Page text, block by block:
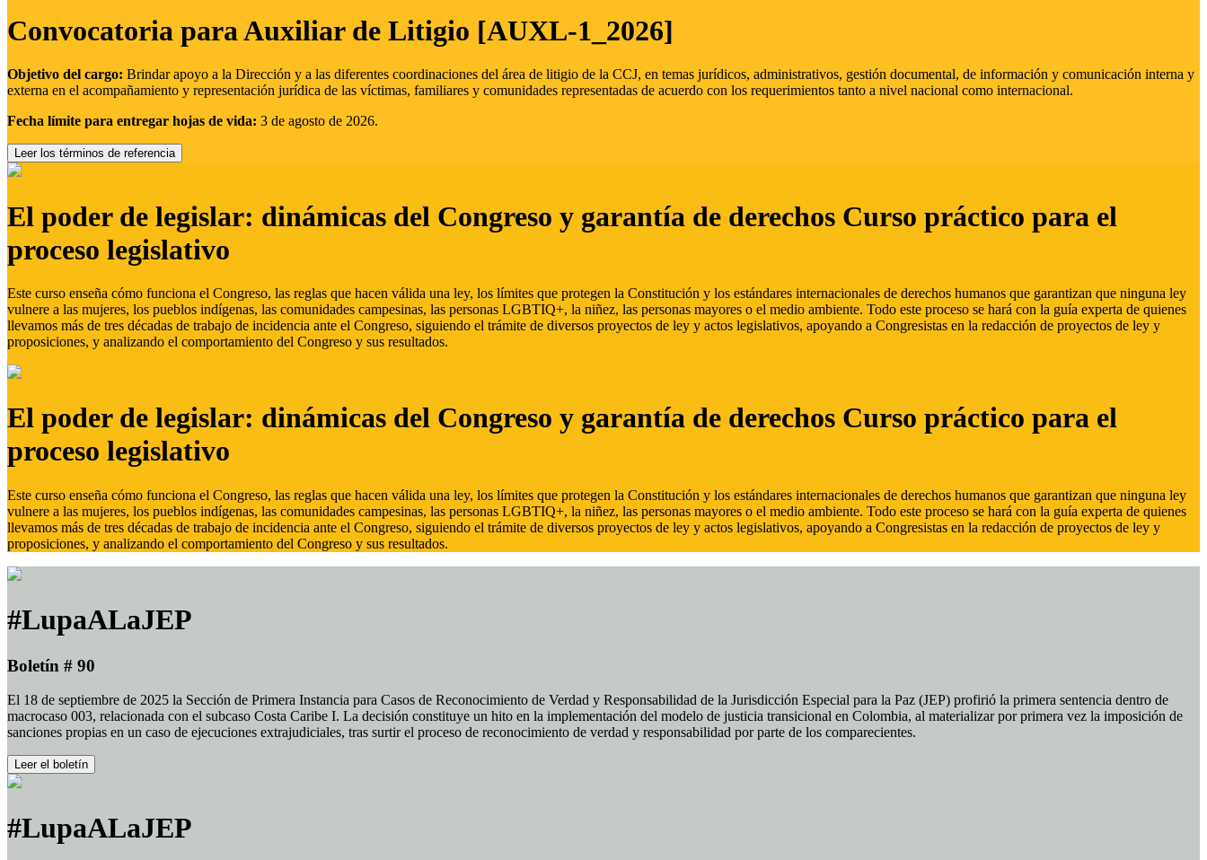
Convocatoria para Auxiliar de Litigio [AUXL-1_2026]
Objetivo del cargo: Brindar apoyo a la Dirección y a las diferentes coordinaciones del área de litigio de la CCJ, en temas jurídicos, administrativos, gestión documental, de información y comunicación interna y
externa en el acompañamiento y representación jurídica de las víctimas, familiares y comunidades representadas de acuerdo con los requerimientos tanto a nivel nacional como internacional.
Fecha límite para entregar hojas de vida: 3 de agosto de 2026.
Leer los términos de referencia
El poder de legislar: dinámicas del Congreso y garantía de derechos Curso práctico para el
proceso legislativo
Este curso enseña cómo funciona el Congreso, las reglas que hacen válida una ley, los límites que protegen la Constitución y los estándares internacionales de derechos humanos que garantizan que ninguna ley
vulnere a las mujeres, los pueblos indígenas, las comunidades campesinas, las personas LGBTIQ+, la niñez, las personas mayores o el medio ambiente. Todo este proceso se hará con la guía experta de quienes
llevamos más de tres décadas de trabajo de incidencia ante el Congreso, siguiendo el trámite de diversos proyectos de ley y actos legislativos, apoyando a Congresistas en la redacción de proyectos de ley y
proposiciones, y analizando el comportamiento del Congreso y sus resultados.
El poder de legislar: dinámicas del Congreso y garantía de derechos Curso práctico para el
proceso legislativo
Este curso enseña cómo funciona el Congreso, las reglas que hacen válida una ley, los límites que protegen la Constitución y los estándares internacionales de derechos humanos que garantizan que ninguna ley
vulnere a las mujeres, los pueblos indígenas, las comunidades campesinas, las personas LGBTIQ+, la niñez, las personas mayores o el medio ambiente. Todo este proceso se hará con la guía experta de quienes
llevamos más de tres décadas de trabajo de incidencia ante el Congreso, siguiendo el trámite de diversos proyectos de ley y actos legislativos, apoyando a Congresistas en la redacción de proyectos de ley y
proposiciones, y analizando el comportamiento del Congreso y sus resultados.
#LupaALaJEP
Boletín # 90
El 18 de septiembre de 2025 la Sección de Primera Instancia para Casos de Reconocimiento de Verdad y Responsabilidad de la Jurisdicción Especial para la Paz (JEP) profirió la primera sentencia dentro de
macrocaso 003, relacionada con el subcaso Costa Caribe I. La decisión constituye un hito en la implementación del modelo de justicia transicional en Colombia, al materializar por primera vez la imposición de
sanciones propias en un caso de ejecuciones extrajudiciales, tras surtir el proceso de reconocimiento de verdad y responsabilidad por parte de los comparecientes.
Leer el boletín
#LupaALaJEP